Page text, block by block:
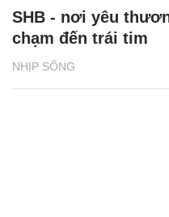
NHỊP SỐNG
SHB - nơi yêu
chạm đến trái tim